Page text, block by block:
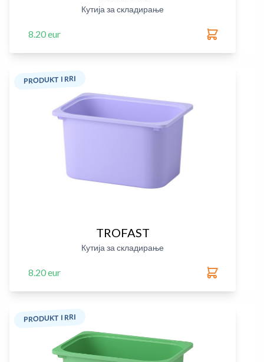
Кутија за складирање
8.20 eur
PRODUKT I RRI
TROFAST
Кутија за складирање
8.20 eur
PRODUKT I RRI